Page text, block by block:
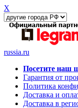
X
russia.ru
Посетите наш
Гарантия от
Политика
Доставка и
Доставка в